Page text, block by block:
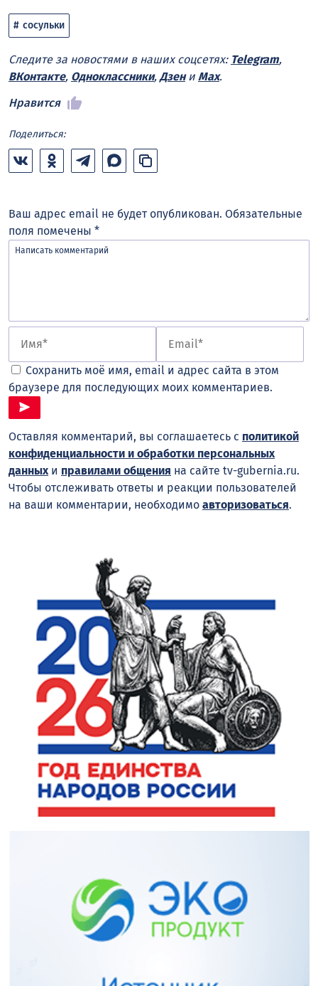
сосульки
Следите за новостями в наших соцсетях: Telegram,
ВКонтакте, Одноклассники, Дзени Max.
Нравится
Поделиться:
Ваш адрес email не будет опубликован. Обязательные
поля помечены *
Сохранить моё имя, email и адрес сайта в этом
браузере для последующих моих комментариев.
Оставляя комментарий, вы соглашаетесь с политикой
конфиденциальности и обработки персональных
данных и правилами общения на сайте tv-gubernia.ru.
Чтобы отслеживать ответы и реакции пользователей
на ваши комментарии, необходимо авторизоваться.